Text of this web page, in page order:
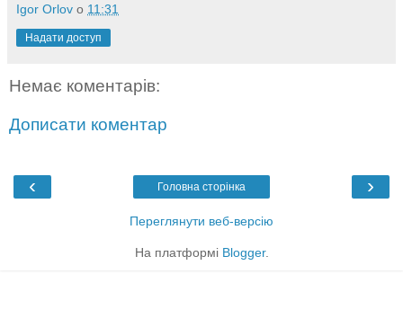
Igor Orlov о 11:31
Надати доступ
Немає коментарів:
Дописати коментар
‹ ›
Головна сторінка
Переглянути веб-версію
На платформі Blogger.